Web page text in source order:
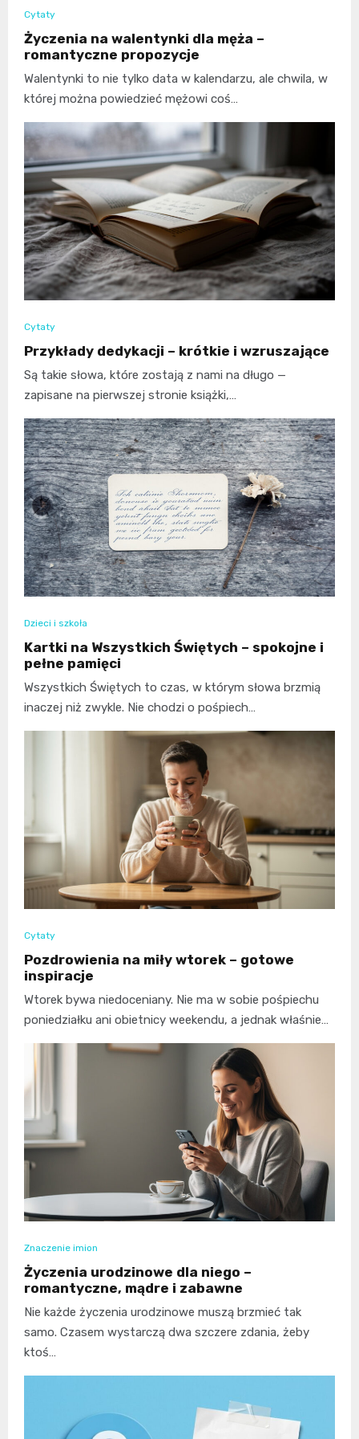
Cytaty
Życzenia na walentynki dla męża –
romantyczne propozycje
Walentynki to nie tylko data w kalendarzu, ale chwila, w
której można powiedzieć mężowi coś…
Cytaty
Przykłady dedykacji – krótkie i wzruszające
Są takie słowa, które zostają z nami na długo —
zapisane na pierwszej stronie książki,…
Dzieci i szkoła
Kartki na Wszystkich Świętych – spokojne i
pełne pamięci
Wszystkich Świętych to czas, w którym słowa brzmią
inaczej niż zwykle. Nie chodzi o pośpiech…
Cytaty
Pozdrowienia na miły wtorek – gotowe
inspiracje
Wtorek bywa niedoceniany. Nie ma w sobie pośpiechu
poniedziałku ani obietnicy weekendu, a jednak właśnie…
Znaczenie imion
Życzenia urodzinowe dla niego –
romantyczne, mądre i zabawne
Nie każde życzenia urodzinowe muszą brzmieć tak
samo. Czasem wystarczą dwa szczere zdania, żeby
ktoś…